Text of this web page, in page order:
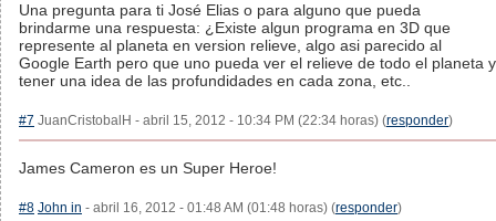
Una pregunta para ti José Elias o para alguno que pueda
brindarme una respuesta: ¿Existe algun programa en 3D que
represente al planeta en version relieve, algo asi parecido al
Google Earth pero que uno pueda ver el relieve de todo el planeta y
tener una idea de las profundidades en cada zona, etc..
#7 JuanCristobalH - abril 15, 2012 - 10:34 PM (22:34 horas) (responder)
James Cameron es un Super Heroe!
#8 John in - abril 16, 2012 - 01:48 AM (01:48 horas) (responder)